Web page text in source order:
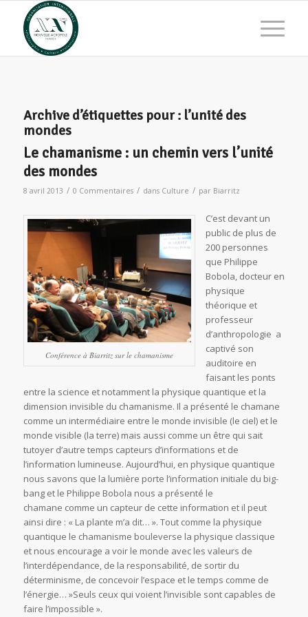
Archive d’étiquettes pour : l’unité des
mondes
Le chamanisme : un chemin vers l’unité
des mondes
8 avril 2013 / 0 Commentaires / dans Culture / par Biarritz
Conférence à Biarritz sur le chamanisme
C’est devant un
public de plus de
200 personnes
que Philippe
Bobola, docteur en
physique
théorique et
professeur
d’anthropologie a
captivé son
auditoire en
faisant les ponts
entre la science et notamment la physique quantique et la
dimension invisible du chamanisme. Il a présenté le chamane
comme un intermédiaire entre le monde invisible (le ciel) et le
monde visible (la terre) mais aussi comme un être qui sait
tutoyer d’autre temps capteurs d’informations et de
l’information lumineuse. Aujourd’hui, en physique quantique
nous savons que la lumière porte l’information initiale du big-
bang et le Philippe Bobola nous a présenté le
chamane comme un capteur de cette information et il peut
ainsi dire : « La plante m’a dit… ». Tout comme la physique
quantique le chamanisme bouleverse la physique classique
et nous encourage a voir le monde avec les valeurs de
l’interdépendance, de la responsabilité, de sortir du
déterminisme, de concevoir l’espace et le temps comme de
l’énergie… »Seuls ceux qui voient l’invisible sont capables de
faire l’impossible ».